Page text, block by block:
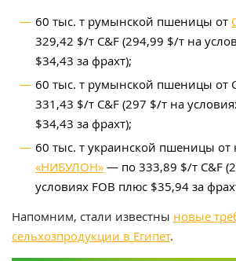
60 тыс. т румынской пшеницы от
329,42 $/т C&F (294,99 $/т на
$34,43 за фрахт);
60 тыс. т румынской пшеницы от
331,43 $/т C&F (297 $/т на
$34,43 за фрахт);
60 тыс. т украинской пшеницы от
«НИБУЛОН» — по 333,89 $/т C&F
условиях FOB плюс $35,94 за
Напомним, стали известны новые
сельхозпродукции в Египет.